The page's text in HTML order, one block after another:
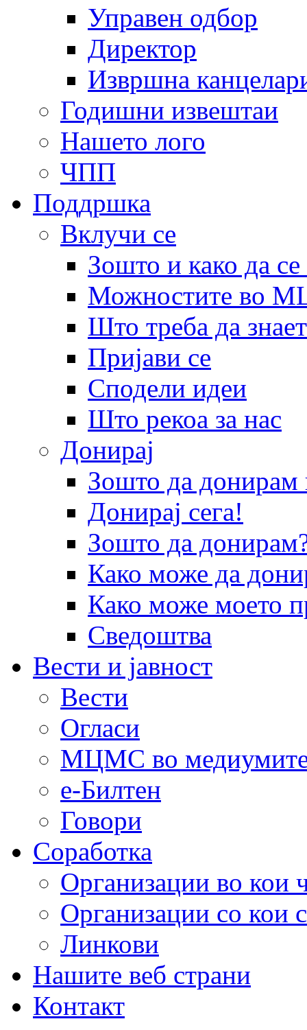
Управен одбор
Директор
Извршна
Годишни извештаи
Нашето лого
ЧПП
Поддршка
Вклучи се
Зошто и како да
Можностите во
Што треба да
Пријави се
Сподели идеи
Што рекоа за нас
Донирај
Зошто да
Донирај сега!
Зошто да
Како може да
Како може моето
Сведоштва
Вести и јавност
Вести
Огласи
МЦМС во
е-Билтен
Говори
Соработка
Организации во кои
Организации со кои
Линкови
Нашите веб страни
Контакт